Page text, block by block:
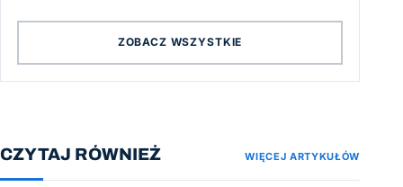
ZOBACZ WSZYSTKIE
CZYTAJ RÓWNIEŻ WIĘCEJ ARTYKUŁÓW